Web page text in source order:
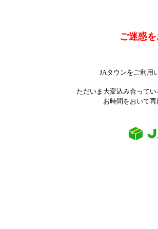
ご迷惑
JAタウンをご利用
ただいま大変込み合って
お時間をおいて